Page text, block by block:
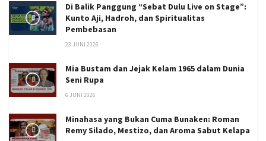
Di Balik Panggung “Sebat Dulu Live on Stage”:
Kunto Aji, Hadroh, dan Spiritualitas
Pembebasan
23 JUNI 2026
Mia Bustam dan Jejak Kelam 1965 dalam Dunia
Seni Rupa
6 JUNI 2026
Minahasa yang Bukan Cuma Bunaken: Roman
Remy Silado, Mestizo, dan Aroma Sabut Kelapa